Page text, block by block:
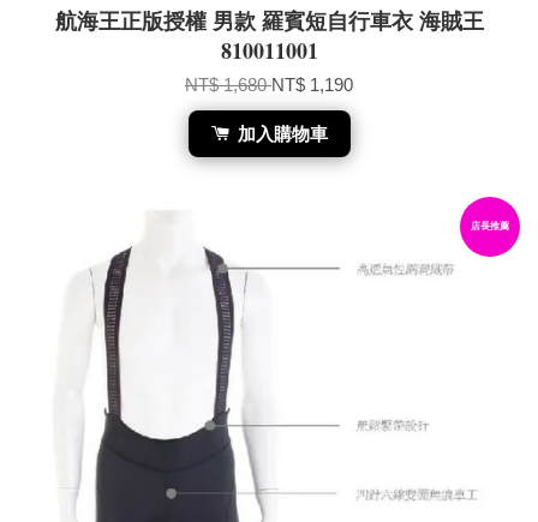
航海王正版授權 男款 羅賓短自行車衣 海賊王
810011001
NT$ 1,680NT$ 1,190
加入購物車
店長推薦